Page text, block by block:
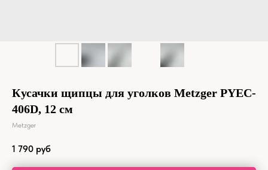
Кусачки щипцы для уголков Metzger PYEC-
406D, 12 см
Metzger
1 790 руб